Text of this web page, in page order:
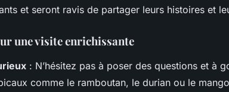
et seront ravis de partager leurs histoires et
une visite enrichissante
: N’hésitez pas à poser des questions et à
comme le ramboutan, le durian ou le